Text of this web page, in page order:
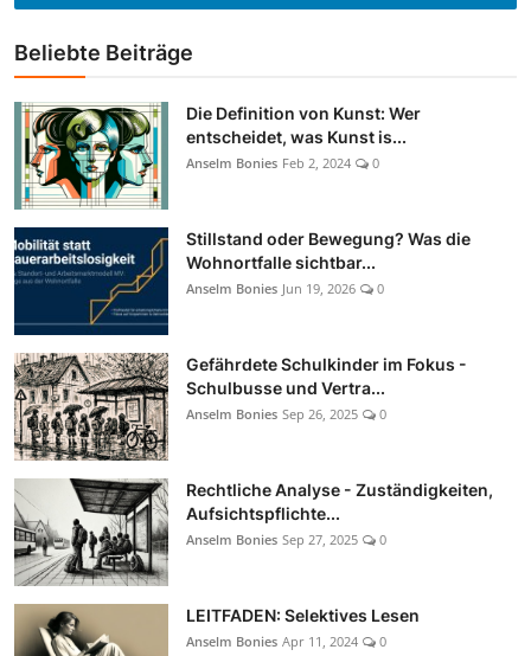
Beliebte Beiträge
Die Definition von Kunst: Wer
entscheidet, was Kunst is...
Anselm Bonies Feb 2, 2024 0
Stillstand oder Bewegung? Was die
Wohnortfalle sichtbar...
Anselm Bonies Jun 19, 2026 0
Gefährdete Schulkinder im Fokus -
Schulbusse und Vertra...
Anselm Bonies Sep 26, 2025 0
Rechtliche Analyse - Zuständigkeiten,
Aufsichtspflichte...
Anselm Bonies Sep 27, 2025 0
LEITFADEN: Selektives Lesen
Anselm Bonies Apr 11, 2024 0